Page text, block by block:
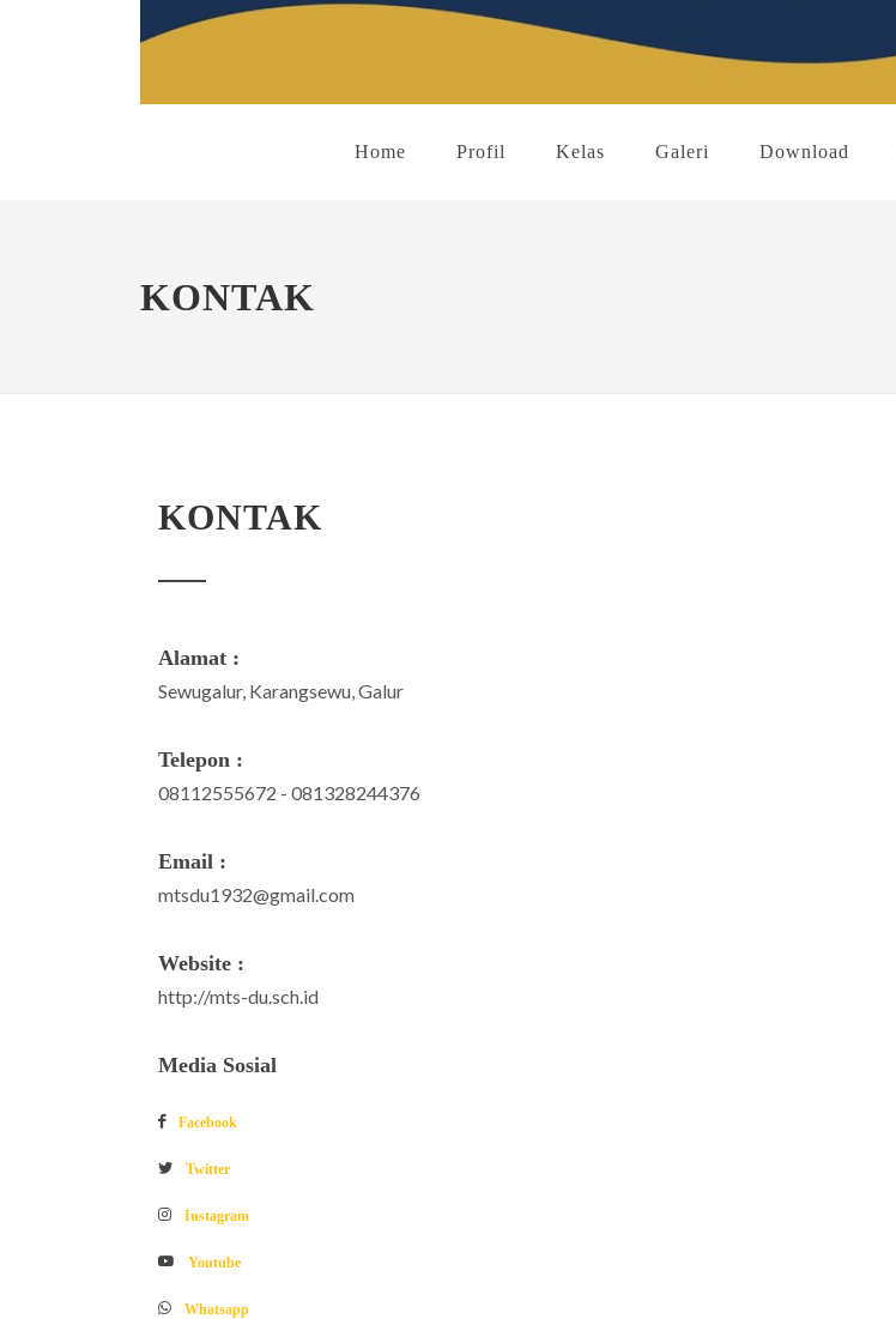
Home Profil Kelas Galeri Download
KONTAK
KONTAK
Alamat :
Sewugalur, Karangsewu, Galur
Telepon :
08112555672 - 081328244376
Email :
mtsdu1932@gmail.com
Website :
http://mts-du.sch.id
Media Sosial
Facebook
Twitter
Instagram
Youtube
Whatsapp